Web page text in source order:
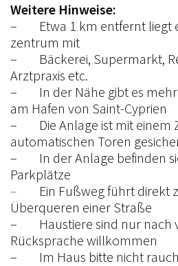
Weitere Hinweise:
– Etwa 1 km entfernt liegt
zen­trum mit
– Bäckerei, Supermarkt,
Arztpraxis etc.
– In der Nähe gibt es
am Hafen von Saint-Cyprien
– Die Anlage ist mit einem
automatischen Toren
– In der Anlage befinden
Parkplätze
– Ein Fußweg führt direkt
Überqueren einer Straße
– Haustiere sind nur nach
Rücksprache willkommen
– Im Haus bitte nicht